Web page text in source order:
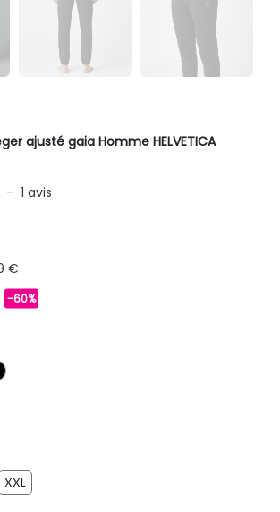
ajusté gaia Homme HELVETICA
- 1 avis
€
-60%
NOIR
XXL